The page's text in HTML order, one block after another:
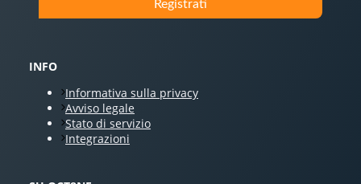
INFO
Informativa sulla privacy
Avviso legale
Stato di servizio
Integrazioni